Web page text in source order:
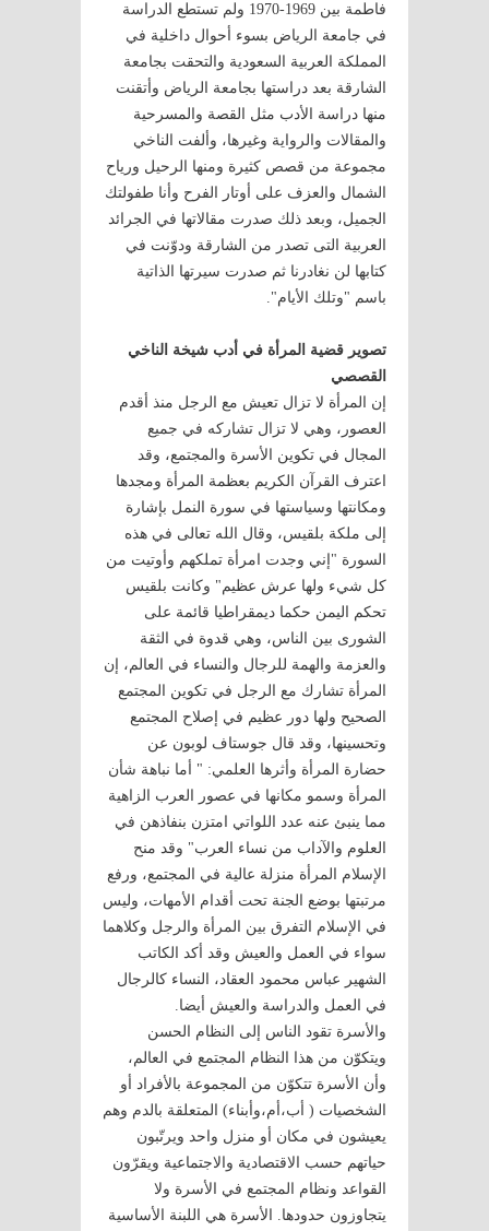
فاطمة بين 1969-1970 ولم تستطع الدراسة
في جامعة الرياض بسوء أحوال داخلية في
المملكة العربية السعودية والتحقت بجامعة
الشارقة بعد دراستها بجامعة الرياض وأتقنت
منها دراسة الأدب مثل القصة والمسرحية
والمقالات والرواية وغيرها، وألفت الناخي
مجموعة من قصص كثيرة ومنها الرحيل ورياح
الشمال والعزف على أوتار الفرح وأنا طفولتك
الجميل، وبعد ذلك صدرت مقالاتها في الجرائد
العربية التى تصدر من الشارقة ودوّنت في
كتابها لن نغادرنا ثم صدرت سيرتها الذاتية
باسم "وتلك الأيام".
تصوير قضية المرأة في أدب شيخة الناخي
القصصي
إن المرأة لا تزال تعيش مع الرجل منذ أقدم
العصور، وهي لا تزال تشاركه في جميع
المجال في تكوين الأسرة والمجتمع، وقد
اعترف القرآن الكريم بعظمة المرأة ومجدها
ومكانتها وسياستها في سورة النمل بإشارة
إلى ملكة بلقيس، وقال الله تعالى في هذه
السورة "إني وجدت امرأة تملكهم وأوتيت من
كل شيء ولها عرش عظيم" وكانت بلقيس
تحكم اليمن حكما ديمقراطيا قائمة على
الشورى بين الناس، وهي قدوة في الثقة
والعزمة والهمة للرجال والنساء في العالم، إن
المرأة تشارك مع الرجل في تكوين المجتمع
الصحيح ولها دور عظيم في إصلاح المجتمع
وتحسينها، وقد قال جوستاف لوبون عن
حضارة المرأة وأثرها العلمي: " أما نباهة شأن
المرأة وسمو مكانها في عصور العرب الزاهية
مما ينبئ عنه عدد اللواتي امتزن بنفاذهن في
العلوم والآداب من نساء العرب" وقد منح
الإسلام المرأة منزلة عالية في المجتمع، ورفع
مرتبتها بوضع الجنة تحت أقدام الأمهات، وليس
في الإسلام التفرق بين المرأة والرجل وكلاهما
سواء في العمل والعيش وقد أكد الكاتب
الشهير عباس محمود العقاد، النساء كالرجال
في العمل والدراسة والعيش أيضا.
والأسرة تقود الناس إلى النظام الحسن
ويتكوّن من هذا النظام المجتمع في العالم،
وأن الأسرة تتكوّن من المجموعة بالأفراد أو
الشخصيات ( أب،أم،وأبناء) المتعلقة بالدم وهم
يعيشون في مكان أو منزل واحد ويرتّبون
حياتهم حسب الاقتصادية والاجتماعية ويقرّون
القواعد ونظام المجتمع في الأسرة ولا
يتجاوزون حدودها. الأسرة هي اللبنة الأساسية